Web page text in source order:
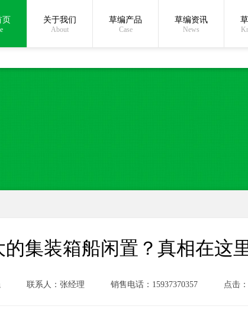
在线沟通:
页 关于我们
About
草编产品
Case
草编资讯
News
集装箱船闲置？真相在这
联系人：张经理 销售电话：15937370357 点击：